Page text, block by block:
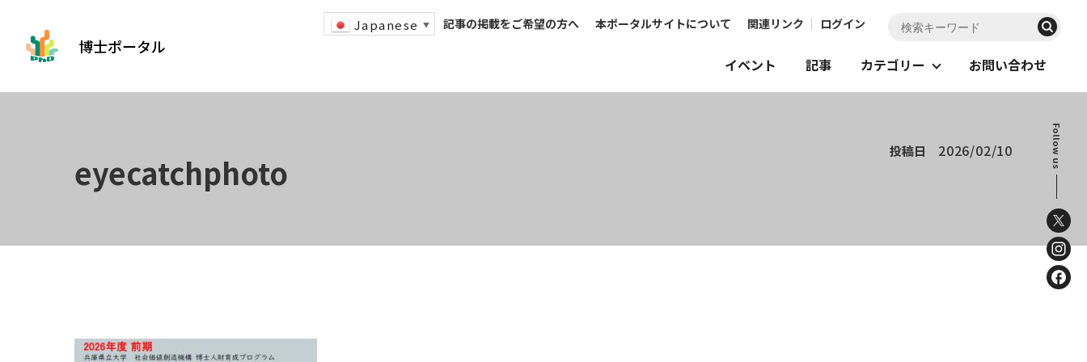
博士ポータル
Japanese ▼ 記事の掲載をご希望の方へ 本ポータルサイトについて 関連リンク ログイン
イベント 記事 カテゴリー お問い合わせ
投稿日 2026/02/10
eyecatchphoto
Follow us